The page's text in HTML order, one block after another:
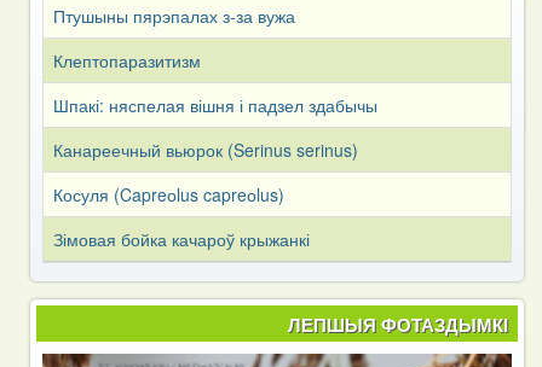
Птушыны пярэпалах з-за вужа
Клептопаразитизм
Шпакі: няспелая вішня і падзел здабычы
Канареечный вьюрок (Serinus serinus)
Косуля (Capreоlus capreоlus)
Зімовая бойка качароў крыжанкі
ЛЕПШЫЯ ФОТАЗДЫМКІ